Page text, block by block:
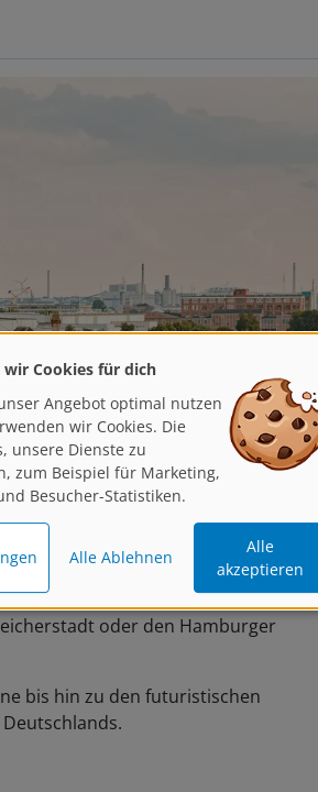
voneinander entfernt. Mit mehr als
attraktivsten Tourismusziele in
der Hafen mit den St.
und die bekannten
und das Wahrzeichen Michel.
oder den Hamburger
bis hin zu den futuristischen
wir Cookies für dich
Angebot optimal nutzen
wir Cookies. Die
unsere Dienste zu
zum Beispiel für Marketing,
Besucher-Statistiken.
Alle Ablehnen
Alle
akzeptieren